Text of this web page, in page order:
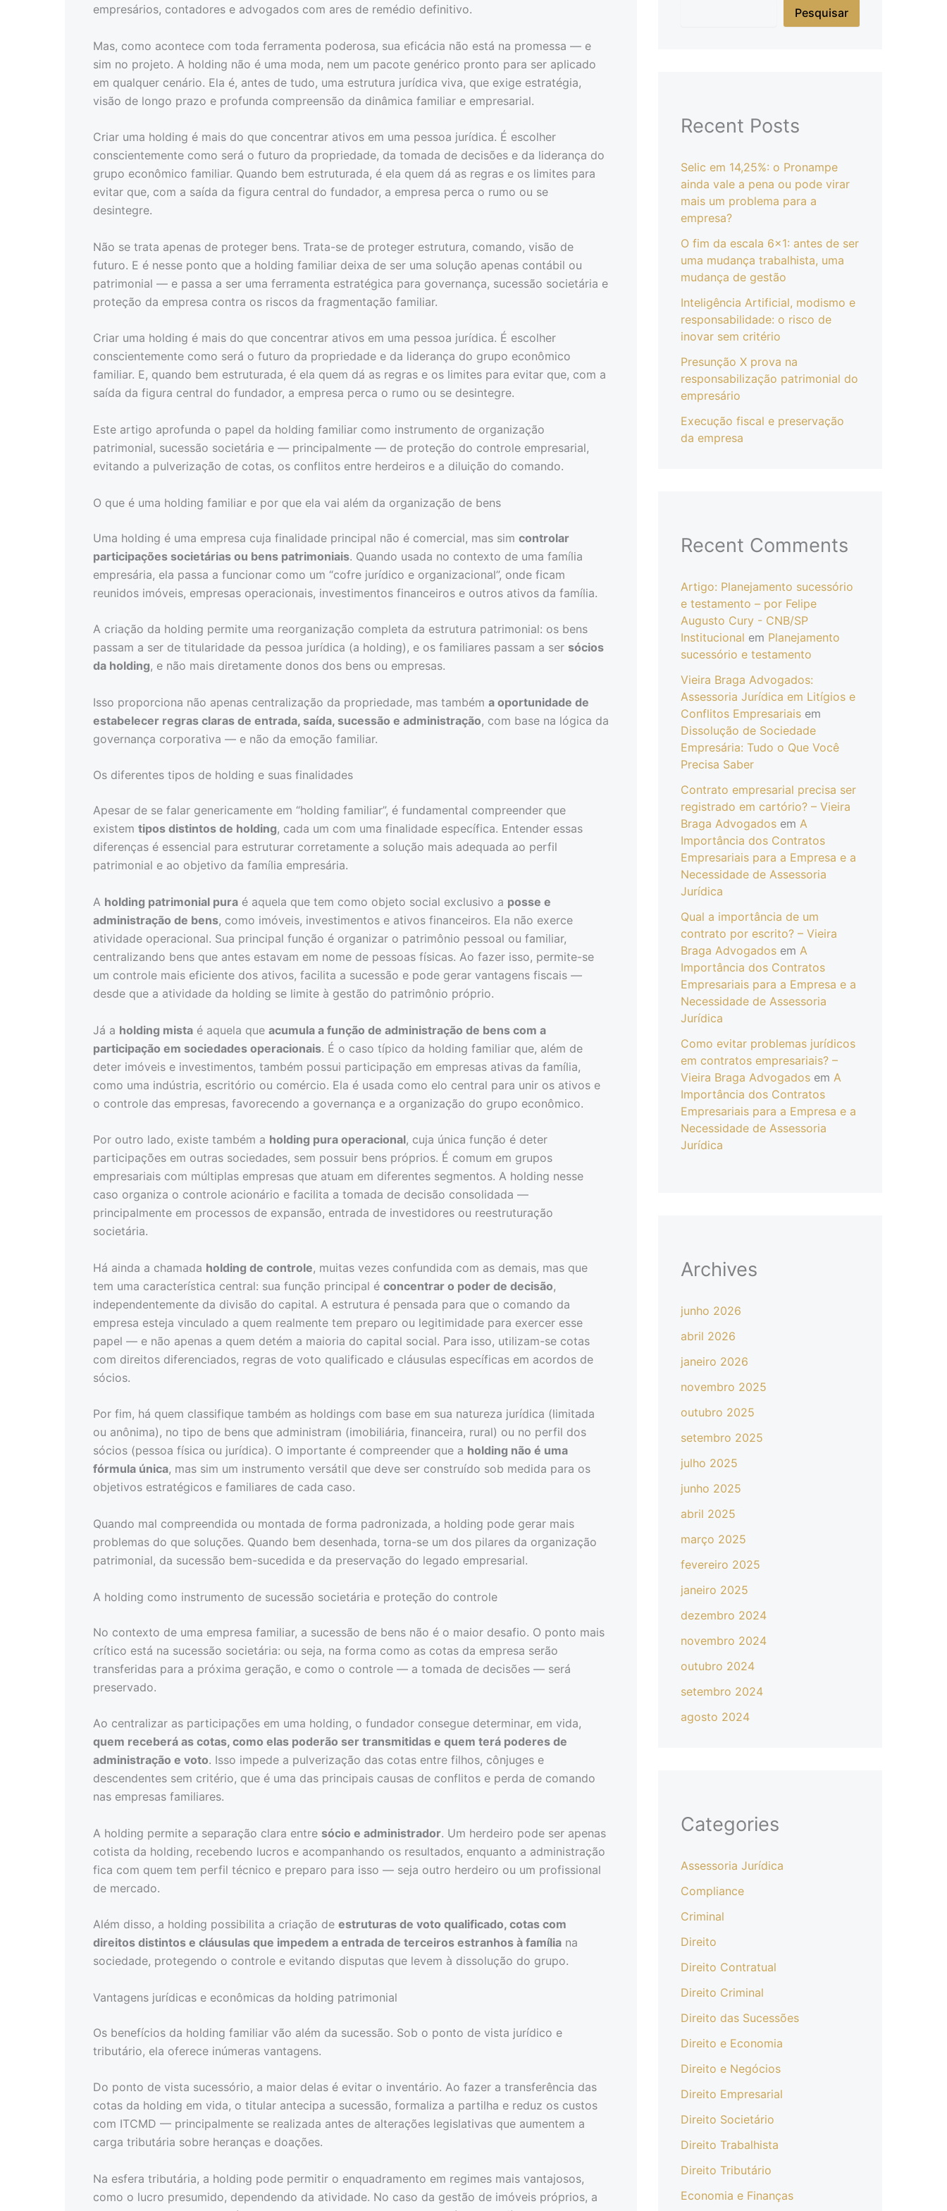
empresários, contadores e advogados com ares de remédio definitivo.
Mas, como acontece com toda ferramenta poderosa, sua eficácia não está na promessa — e
sim no projeto. A holding não é uma moda, nem um pacote genérico pronto para ser aplicado
em qualquer cenário. Ela é, antes de tudo, uma estrutura jurídica viva, que exige estratégia,
visão de longo prazo e profunda compreensão da dinâmica familiar e empresarial.
Criar uma holding é mais do que concentrar ativos em uma pessoa jurídica. É escolher
conscientemente como será o futuro da propriedade, da tomada de decisões e da liderança do
grupo econômico familiar. Quando bem estruturada, é ela quem dá as regras e os limites para
evitar que, com a saída da figura central do fundador, a empresa perca o rumo ou se
desintegre.
Não se trata apenas de proteger bens. Trata-se de proteger estrutura, comando, visão de
futuro. E é nesse ponto que a holding familiar deixa de ser uma solução apenas contábil ou
patrimonial — e passa a ser uma ferramenta estratégica para governança, sucessão societária e
proteção da empresa contra os riscos da fragmentação familiar.
Criar uma holding é mais do que concentrar ativos em uma pessoa jurídica. É escolher
conscientemente como será o futuro da propriedade e da liderança do grupo econômico
familiar. E, quando bem estruturada, é ela quem dá as regras e os limites para evitar que, com a
saída da figura central do fundador, a empresa perca o rumo ou se desintegre.
Este artigo aprofunda o papel da holding familiar como instrumento de organização
patrimonial, sucessão societária e — principalmente — de proteção do controle empresarial,
evitando a pulverização de cotas, os conflitos entre herdeiros e a diluição do comando.
O que é uma holding familiar e por que ela vai além da organização de bens
Uma holding é uma empresa cuja finalidade principal não é comercial, mas sim controlar
participações societárias ou bens patrimoniais. Quando usada no contexto de uma família
empresária, ela passa a funcionar como um “cofre jurídico e organizacional”, onde ficam
reunidos imóveis, empresas operacionais, investimentos financeiros e outros ativos da família.
A criação da holding permite uma reorganização completa da estrutura patrimonial: os bens
passam a ser de titularidade da pessoa jurídica (a holding), e os familiares passam a ser sócios
da holding, e não mais diretamente donos dos bens ou empresas.
Isso proporciona não apenas centralização da propriedade, mas também a oportunidade de
estabelecer regras claras de entrada, saída, sucessão e administração, com base na lógica da
governança corporativa — e não da emoção familiar.
Os diferentes tipos de holding e suas finalidades
Apesar de se falar genericamente em “holding familiar”, é fundamental compreender que
existem tipos distintos de holding, cada um com uma finalidade específica. Entender essas
diferenças é essencial para estruturar corretamente a solução mais adequada ao perfil
patrimonial e ao objetivo da família empresária.
A holding patrimonial pura é aquela que tem como objeto social exclusivo a posse e
administração de bens, como imóveis, investimentos e ativos financeiros. Ela não exerce
atividade operacional. Sua principal função é organizar o patrimônio pessoal ou familiar,
centralizando bens que antes estavam em nome de pessoas físicas. Ao fazer isso, permite-se
um controle mais eficiente dos ativos, facilita a sucessão e pode gerar vantagens fiscais —
desde que a atividade da holding se limite à gestão do patrimônio próprio.
Já a holding mista é aquela que acumula a função de administração de bens com a
participação em sociedades operacionais. É o caso típico da holding familiar que, além de
deter imóveis e investimentos, também possui participação em empresas ativas da família,
como uma indústria, escritório ou comércio. Ela é usada como elo central para unir os ativos e
o controle das empresas, favorecendo a governança e a organização do grupo econômico.
Por outro lado, existe também a holding pura operacional, cuja única função é deter
participações em outras sociedades, sem possuir bens próprios. É comum em grupos
empresariais com múltiplas empresas que atuam em diferentes segmentos. A holding nesse
caso organiza o controle acionário e facilita a tomada de decisão consolidada —
principalmente em processos de expansão, entrada de investidores ou reestruturação
societária.
Há ainda a chamada holding de controle, muitas vezes confundida com as demais, mas que
tem uma característica central: sua função principal é concentrar o poder de decisão,
independentemente da divisão do capital. A estrutura é pensada para que o comando da
empresa esteja vinculado a quem realmente tem preparo ou legitimidade para exercer esse
papel — e não apenas a quem detém a maioria do capital social. Para isso, utilizam-se cotas
com direitos diferenciados, regras de voto qualificado e cláusulas específicas em acordos de
sócios.
Por fim, há quem classifique também as holdings com base em sua natureza jurídica (limitada
ou anônima), no tipo de bens que administram (imobiliária, financeira, rural) ou no perfil dos
sócios (pessoa física ou jurídica). O importante é compreender que a holding não é uma
fórmula única, mas sim um instrumento versátil que deve ser construído sob medida para os
objetivos estratégicos e familiares de cada caso.
Quando mal compreendida ou montada de forma padronizada, a holding pode gerar mais
problemas do que soluções. Quando bem desenhada, torna-se um dos pilares da organização
patrimonial, da sucessão bem-sucedida e da preservação do legado empresarial.
A holding como instrumento de sucessão societária e proteção do controle
No contexto de uma empresa familiar, a sucessão de bens não é o maior desafio. O ponto mais
crítico está na sucessão societária: ou seja, na forma como as cotas da empresa serão
transferidas para a próxima geração, e como o controle — a tomada de decisões — será
preservado.
Ao centralizar as participações em uma holding, o fundador consegue determinar, em vida,
quem receberá as cotas, como elas poderão ser transmitidas e quem terá poderes de
administração e voto. Isso impede a pulverização das cotas entre filhos, cônjuges e
descendentes sem critério, que é uma das principais causas de conflitos e perda de comando
nas empresas familiares.
A holding permite a separação clara entre sócio e administrador. Um herdeiro pode ser apenas
cotista da holding, recebendo lucros e acompanhando os resultados, enquanto a administração
fica com quem tem perfil técnico e preparo para isso — seja outro herdeiro ou um profissional
de mercado.
Além disso, a holding possibilita a criação de estruturas de voto qualificado, cotas com
direitos distintos e cláusulas que impedem a entrada de terceiros estranhos à família na
sociedade, protegendo o controle e evitando disputas que levem à dissolução do grupo.
Vantagens jurídicas e econômicas da holding patrimonial
Os benefícios da holding familiar vão além da sucessão. Sob o ponto de vista jurídico e
tributário, ela oferece inúmeras vantagens.
Do ponto de vista sucessório, a maior delas é evitar o inventário. Ao fazer a transferência das
cotas da holding em vida, o titular antecipa a sucessão, formaliza a partilha e reduz os custos
com ITCMD — principalmente se realizada antes de alterações legislativas que aumentem a
carga tributária sobre heranças e doações.
Na esfera tributária, a holding pode permitir o enquadramento em regimes mais vantajosos,
como o lucro presumido, dependendo da atividade. No caso da gestão de imóveis próprios, a
Pesquisar
Recent Posts
Selic em 14,25%: o Pronampe
ainda vale a pena ou pode virar
mais um problema para a
empresa?
O fim da escala 6×1: antes de ser
uma mudança trabalhista, uma
mudança de gestão
Inteligência Artificial, modismo e
responsabilidade: o risco de
inovar sem critério
Presunção X prova na
responsabilização patrimonial do
empresário
Execução fiscal e preservação
da empresa
Recent Comments
Artigo: Planejamento sucessório
e testamento – por Felipe
Augusto Cury - CNB/SP
Institucional em Planejamento
sucessório e testamento
Vieira Braga Advogados:
Assessoria Jurídica em Litígios e
Conflitos Empresariais em
Dissolução de Sociedade
Empresária: Tudo o Que Você
Precisa Saber
Contrato empresarial precisa ser
registrado em cartório? – Vieira
Braga Advogados em A
Importância dos Contratos
Empresariais para a Empresa e a
Necessidade de Assessoria
Jurídica
Qual a importância de um
contrato por escrito? – Vieira
Braga Advogados em A
Importância dos Contratos
Empresariais para a Empresa e a
Necessidade de Assessoria
Jurídica
Como evitar problemas jurídicos
em contratos empresariais? –
Vieira Braga Advogados em A
Importância dos Contratos
Empresariais para a Empresa e a
Necessidade de Assessoria
Jurídica
Archives
junho 2026
abril 2026
janeiro 2026
novembro 2025
outubro 2025
setembro 2025
julho 2025
junho 2025
abril 2025
março 2025
fevereiro 2025
janeiro 2025
dezembro 2024
novembro 2024
outubro 2024
setembro 2024
agosto 2024
Categories
Assessoria Jurídica
Compliance
Criminal
Direito
Direito Contratual
Direito Criminal
Direito das Sucessões
Direito e Economia
Direito e Negócios
Direito Empresarial
Direito Societário
Direito Trabalhista
Direito Tributário
Economia e Finanças